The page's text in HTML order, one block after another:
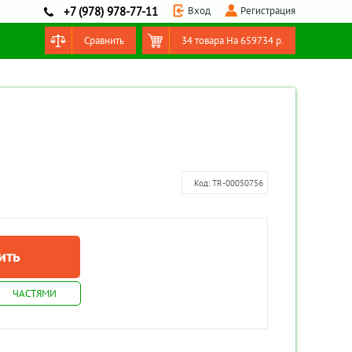
+7 (978) 978-77-11 Вход Регистрация
Сравнить 34 товара На659734 р.
Код: TR-00050756
ЧАСТЯМИ